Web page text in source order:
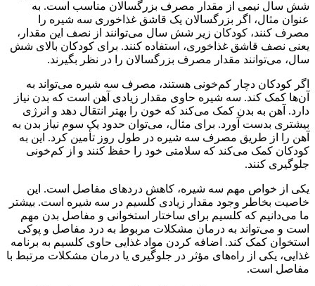
شش سال نیمی از مقدار مصرف بزرگسالان مناسب است. به
عنوان مثال، اگر بزرگسالان یک قاشق غذاخوری سه شیره را
مصرف کنند، کودکان زیر شش سال می‌توانند از نصف این مقدار،
یعنی نصف قاشق غذاخوری، استفاده کنند. برای کودکان بالای شش
سال، می‌توانند مقدار مصرف بزرگسالان را در نظر بگیرند.
اگر کودکان دچار کم‌خونی هستند، مصرف سه شیره می‌تواند به
آن‌ها کمک کند. سه شیره حاوی مقدار زیادی آهن است که بدن نیاز
دارد. آهن به بدن کمک می‌کند که خون را بهتر انتقال دهد و انرژی
بیشتری بدست آورد. برای مثال، می‌توان حدود یک سوم نیاز بدن به
آهن را از طریق مصرف سه شیره در طول روز تأمین کرد. این به
کودکان کمک می‌کند که سلامتی خود را حفظ کنند و از کم‌خونی
جلوگیری کنند.
یکی از خواص مهم سه شیره، کاهش دردهای مفاصل است. این
خاصیت بخاطر وجود مقدار زیادی کلسیم در سه شیره است. بیشتر
ما می‌دانیم که کلسیم برای ساختار استخوانی و مفاصل بدن مهم
است و می‌تواند به درمان مشکلات مربوط به درد مفاصل و پوکی
استخوان کمک کند. اضافه کردن مواد غذایی حاوی کلسیم به برنامه
غذایی، یکی از راه‌های مؤثر در جلوگیری یا درمان مشکلات مرتبط با
مفاصل است.